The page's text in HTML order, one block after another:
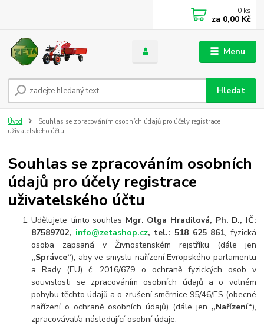
Menu
Hledat
0 ks
za 0,00 Kč
Úvod
Souhlas se zpracováním osobních údajů pro účely registrace
uživatelského účtu
Souhlas se zpracováním osobních
údajů pro účely registrace
uživatelského účtu
Udělujete tímto souhlas Mgr. Olga Hradilová, Ph. D., IČ:
87589702, info@zetashop.cz, tel.: 518 625 861, fyzická
osoba zapsaná v Živnostenském rejstříku (dále jen
„Správce“), aby ve smyslu nařízení Evropského parlamentu
a Rady (EU) č. 2016/679 o ochraně fyzických osob v
souvislosti se zpracováním osobních údajů a o volném
pohybu těchto údajů a o zrušení směrnice 95/46/ES (obecné
nařízení o ochraně osobních údajů) (dále jen „Nařízení“),
zpracovával/a následující osobní údaje: